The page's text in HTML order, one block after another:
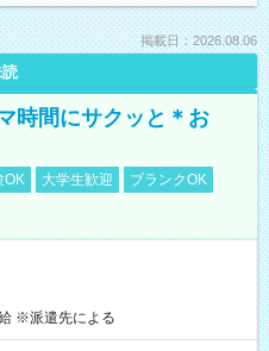
掲載日：2026.08.06
時間にサクッと＊お
OK 大学生歓迎
ブランクOK
※派遣先による